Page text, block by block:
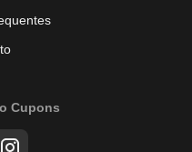
Cupons